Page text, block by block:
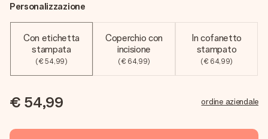
Personalizzazione
Con etichetta
stampata
(€ 54,99)
Coperchio con
incisione
(€ 64,99)
In cofanetto
stampato
(€ 64,99)
€ 54,99 ordine aziendale